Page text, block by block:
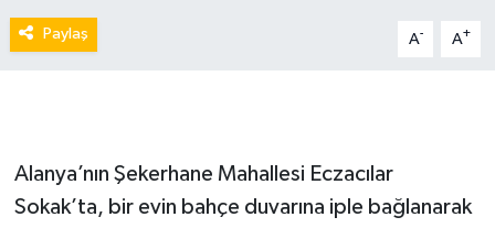
Paylaş A- A+
Alanya’nın Şekerhane Mahallesi Eczacılar
Sokak’ta, bir evin bahçe duvarına iple bağlanarak